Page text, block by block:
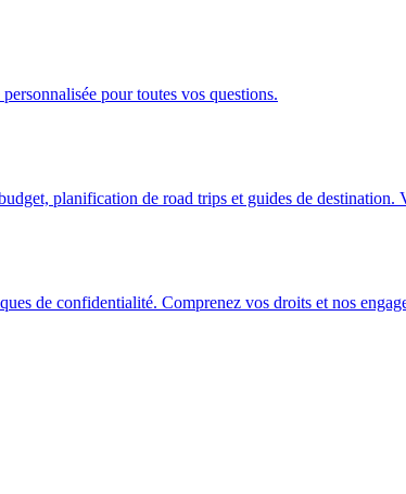
pour toutes vos questions.
planification de road trips et guides de destination.
de confidentialité. Comprenez vos droits et nos